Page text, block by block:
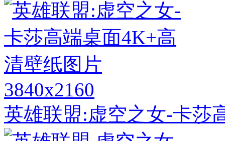
3840x2160
英雄联盟:虚空之女-卡莎